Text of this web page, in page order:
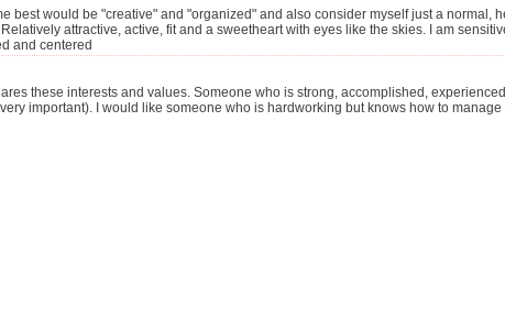
best would be "creative" and "organized" and also consider myself just a
attractive, active, fit and a sweetheart with eyes like the skies. I am
and centered
these interests and values. Someone who is strong, accomplished,
important). I would like someone who is hardworking but knows how to